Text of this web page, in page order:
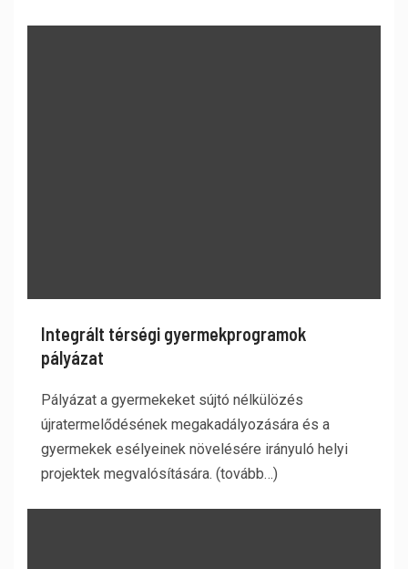
Integrált térségi gyermekprogramok
pályázat
Pályázat a gyermekeket sújtó nélkülözés
újratermelődésének megakadályozására és a
gyermekek esélyeinek növelésére irányuló helyi
projektek megvalósítására. (tovább…)